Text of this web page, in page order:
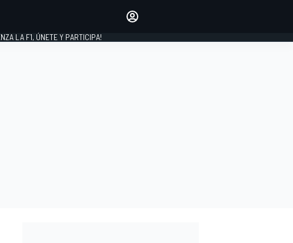
INICIAR SESIÓN
LA F1, ÚNETE Y PARTICIPA!